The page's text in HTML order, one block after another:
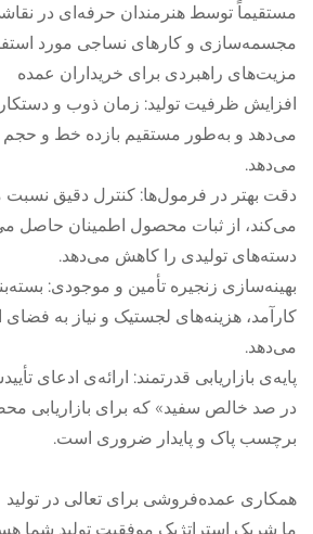
مستقیماً توسط هنرمندان حرفه‌ای در
مجسمه‌سازی و کارهای نساجی مورد
مزیت‌های راهبردی برای خریداران عمده
افزایش ظرفیت تولید: زمان ذوب و
می‌دهد و به‌طور مستقیم بازده خط و
می‌دهد.
دقت بهتر در فرمول‌ها: کنترل دقیق نسبت
می‌کند، از ثبات محصول اطمینان حاصل
دسته‌های تولیدی را کاهش می‌دهد.
بهینه‌سازی زنجیره تأمین و موجودی:
کارآمد، هزینه‌های لجستیک و نیاز به فضای
می‌دهد.
پایه‌ی بازاریابی قدرتمند: ارائه‌ی ادعای
در صد خالص سفید» که برای بازاریابی
برچسب پاک و پایدار ضروری است.
همکاری عمده‌فروشی برای تعالی در تولید
ما شریک استراتژیک موفقیت تولید شما